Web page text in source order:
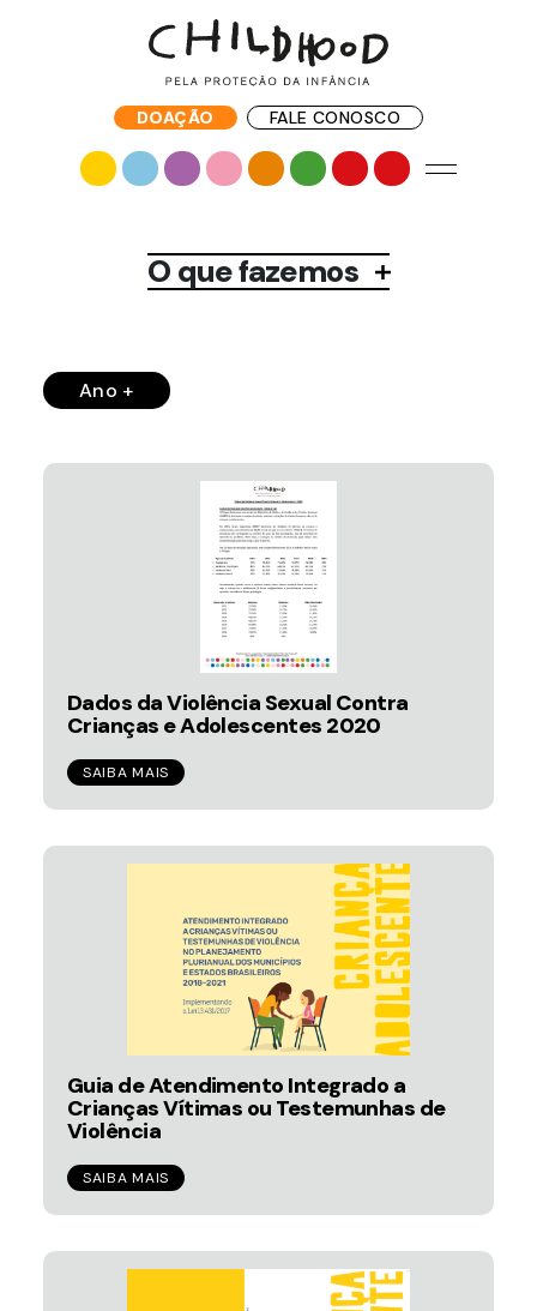
DOAÇÃO FALE CONOSCO
O que fazemos
Ano +
Dados da Violência Sexual Contra
Crianças e Adolescentes 2020
SAIBA MAIS
Guia de Atendimento Integrado a
Crianças Vítimas ou Testemunhas de
Violência
SAIBA MAIS